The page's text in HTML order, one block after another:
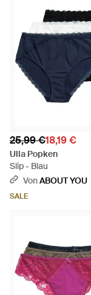
25,99 €18,19 €
Ulla Popken
Slip - Blau
VonABOUT YOU
SALE